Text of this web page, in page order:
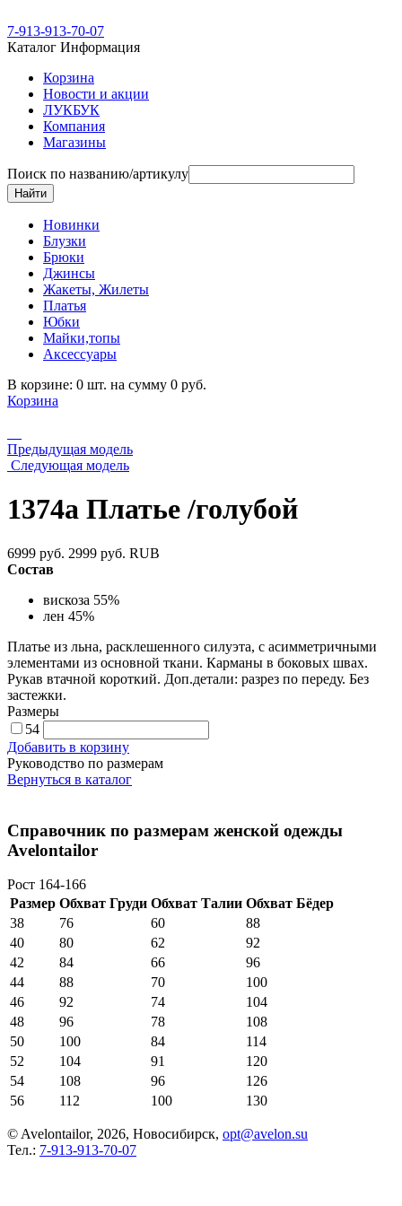
7-913-913-70-07
Каталог Информация
Корзина
Новости и акции
ЛУКБУК
Компания
Магазины
Поиск по названию/артикулу
Новинки
Блузки
Брюки
Джинсы
Жакеты, Жилеты
Платья
Юбки
Майки,топы
Аксессуары
В корзине: 0 шт. на сумму 0 руб.
Корзина
Предыдущая модель
Следующая модель
1374а Платье /голубой
6999 руб. 2999 руб. RUB
Состав
вискоза 55%
лен 45%
Платье из льна, расклешенного силуэта, с асимметричными
элементами из основной ткани. Карманы в боковых швах.
Рукав втачной короткий. Доп.детали: разрез по переду. Без
застежки.
Размеры
54
Добавить в корзину
Руководство по размерам
Вернуться в каталог
Справочник по размерам женской одежды
Avelontailor
Рост 164-166
Размер Обхват Груди Обхват Талии Обхват Бёдер
38
76 60
88
40
80 62
92
42
84 66
96
44
88 70
100
46
92 74
104
48
96 78
108
50
100 84
114
52
104 91
120
54
108 96
126
56
112 100 130
© Avelontailor, 2026, Новосибирск, opt@avelon.su
Тел.: 7-913-913-70-07